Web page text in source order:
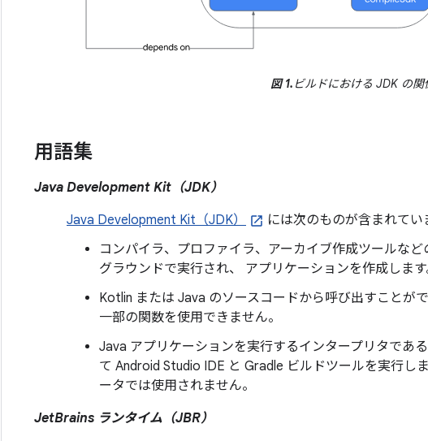
図 1. ビルドにおける JDK の関
用語集
Java Development Kit（JDK）
Java Development Kit（JDK）
には次のものが含まれてい
コンパイラ、プロファイラ、アーカイブ作成ツールな
グラウンドで実行され、 アプリケーションを作成します
Kotlin または Java のソースコードから呼び出すことが
一部の関数を使用できません。
Java アプリケーションを実行するインタープリタであ
て Android Studio IDE と Gradle ビルドツールを実行し
ータでは使用されません。
JetBrains ランタイム（JBR）